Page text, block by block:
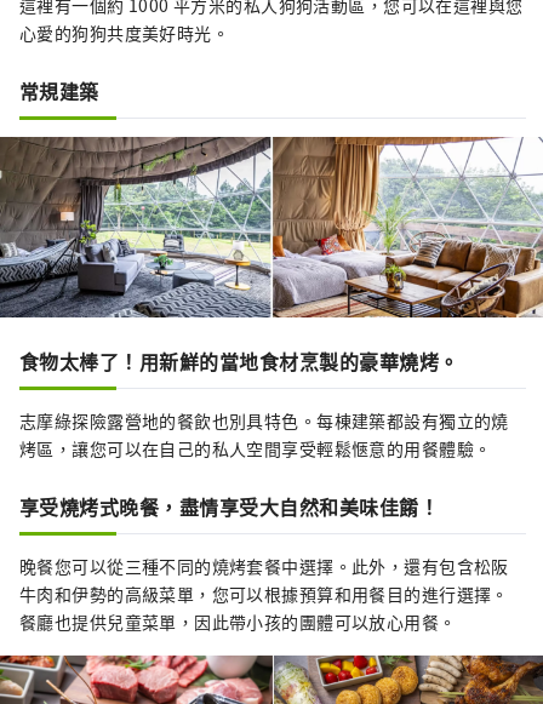
這裡有一個約 1000 平方米的私人狗狗活動區，您可以在這裡與您
心愛的狗狗共度美好時光。
常規建築
食物太棒了！用新鮮的當地食材烹製的豪華燒烤。
志摩綠探險露營地的餐飲也別具特色。每棟建築都設有獨立的燒
烤區，讓您可以在自己的私人空間享受輕鬆愜意的用餐體驗。
享受燒烤式晚餐，盡情享受大自然和美味佳餚！
晚餐您可以從三種不同的燒烤套餐中選擇。此外，還有包含松阪
牛肉和伊勢的高級菜單，您可以根據預算和用餐目的進行選擇。
餐廳也提供兒童菜單，因此帶小孩的團體可以放心用餐。